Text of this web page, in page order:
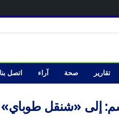
تقارير صحة آراء اتصل بنا
إلى «شنقل طوباي»